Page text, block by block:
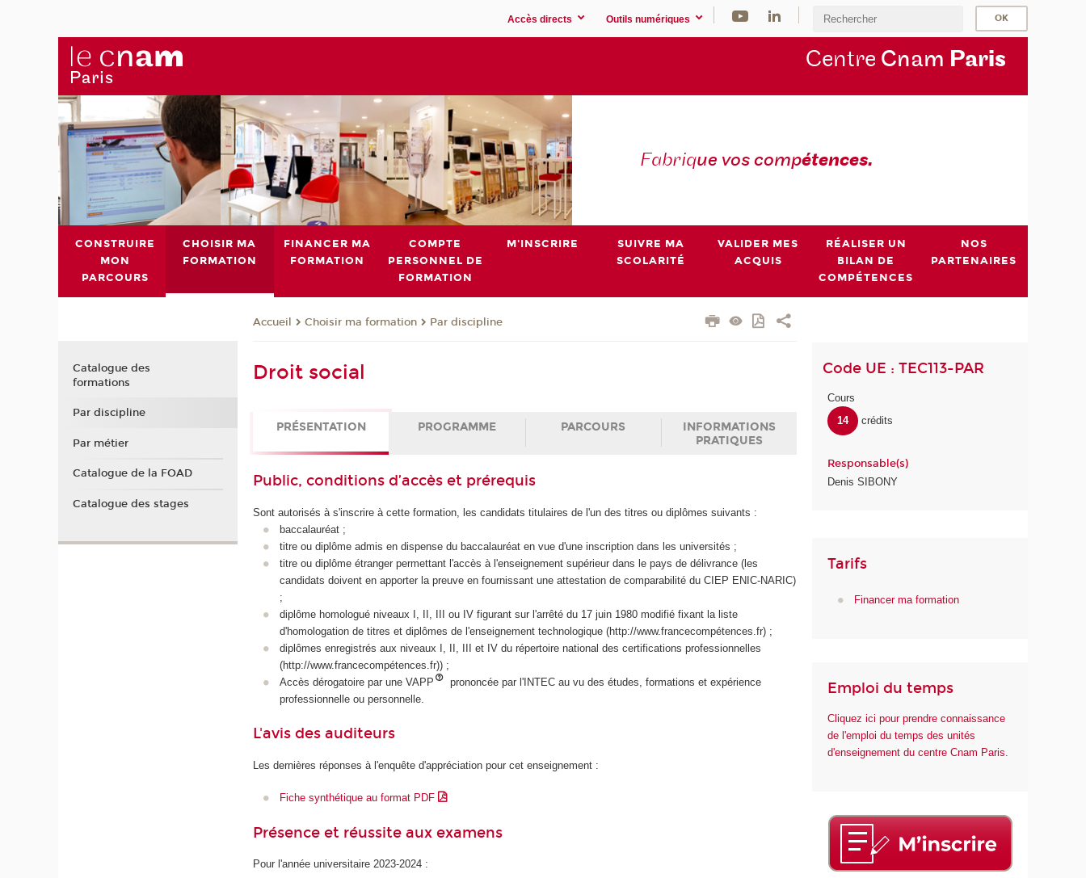
Accès directs Outils numériques
Centre Cnam Paris
Fabrique vos compétences.
CONSTRUIRE
MON
PARCOURS
CHOISIR MA
FORMATION
FINANCER MA
FORMATION
COMPTE
PERSONNEL DE
FORMATION
M'INSCRIRE
SUIVRE MA
SCOLARITÉ
VALIDER MES
ACQUIS
RÉALISER UN
BILAN DE
COMPÉTENCES
NOS
PARTENAIRES
Accueil Choisir ma formation Par discipline
Droit social
PRÉSENTATION PROGRAMME PARCOURS
INFORMATIONS
PRATIQUES
Public, conditions d’accès et prérequis
Sont autorisés à s'inscrire à cette formation, les candidats titulaires de l'un des titres ou diplômes suivants :
baccalauréat ;
titre ou diplôme admis en dispense du baccalauréat en vue d'une inscription dans les universités ;
titre ou diplôme étranger permettant l'accès à l'enseignement supérieur dans le pays de délivrance (les
candidats doivent en apporter la preuve en fournissant une attestation de comparabilité du CIEP ENIC-NARIC)
;
diplôme homologué niveaux I, II, III ou IV figurant sur l'arrêté du 17 juin 1980 modifié fixant la liste
d'homologation de titres et diplômes de l'enseignement technologique (http://www.francecompétences.fr) ;
diplômes enregistrés aux niveaux I, II, III et IV du répertoire national des certifications professionnelles
(http://www.francecompétences.fr)) ;
Accès dérogatoire par une VAPP
prononcée par l'INTEC au vu des études, formations et expérience
professionnelle ou personnelle.
L'avis des auditeurs
Les dernières réponses à l'enquête d'appréciation pour cet enseignement :
Fiche synthétique au format PDF
Présence et réussite aux examens
Pour l'année universitaire 2023-2024 :
Code UE : TEC113-PAR
Cours
14
crédits
Responsable(s)
Denis SIBONY
Tarifs
Financer ma formation
Emploi du temps
Cliquez ici pour prendre connaissance
de l'emploi du temps des unités
d'enseignement du centre Cnam Paris.
Catalogue des
formations
Par discipline
Par métier
Catalogue de la FOAD
Catalogue des stages